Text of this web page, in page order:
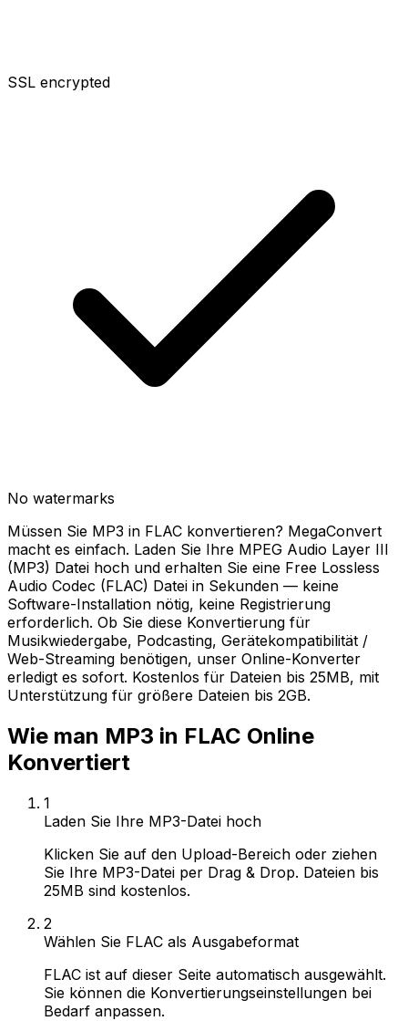
SSL encrypted
No watermarks
Müssen Sie MP3 in FLAC konvertieren? MegaConvert
macht es einfach. Laden Sie Ihre MPEG Audio Layer III
(MP3) Datei hoch und erhalten Sie eine Free Lossless
Audio Codec (FLAC) Datei in Sekunden — keine
Software-Installation nötig, keine Registrierung
erforderlich. Ob Sie diese Konvertierung für
Musikwiedergabe, Podcasting, Gerätekompatibilität /
Web-Streaming benötigen, unser Online-Konverter
erledigt es sofort. Kostenlos für Dateien bis 25MB, mit
Unterstützung für größere Dateien bis 2GB.
Wie man MP3 in FLAC Online
Konvertiert
1
Laden Sie Ihre MP3-Datei hoch
Klicken Sie auf den Upload-Bereich oder ziehen
Sie Ihre MP3-Datei per Drag & Drop. Dateien bis
25MB sind kostenlos.
2
Wählen Sie FLAC als Ausgabeformat
FLAC ist auf dieser Seite automatisch ausgewählt.
Sie können die Konvertierungseinstellungen bei
Bedarf anpassen.